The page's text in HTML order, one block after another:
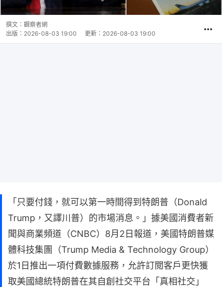
撰文： 觀察者網
出版： 2026-08-03 19:00 更新： 2026-08-03 19:00
「只要付錢，就可以第一時間得到特朗普（Donald
Trump，又譯川普）的市場消息。」據美國消費者新
聞與商業頻道（CNBC）8月2日報道，美國特朗普媒
體科技集團（Trump Media & Technology Group）
於1日推出一項付費數據服務，允許訂閲客戶更快獲
取美國總統特朗普在其自創社交平台「真相社交」